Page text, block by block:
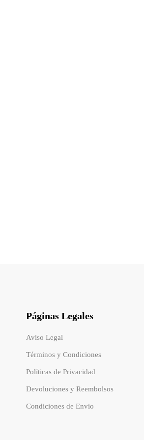
Páginas Legales
Aviso Legal
Términos y Condiciones
Políticas de Privacidad
Devoluciones y Reembolsos
Condiciones de Envio